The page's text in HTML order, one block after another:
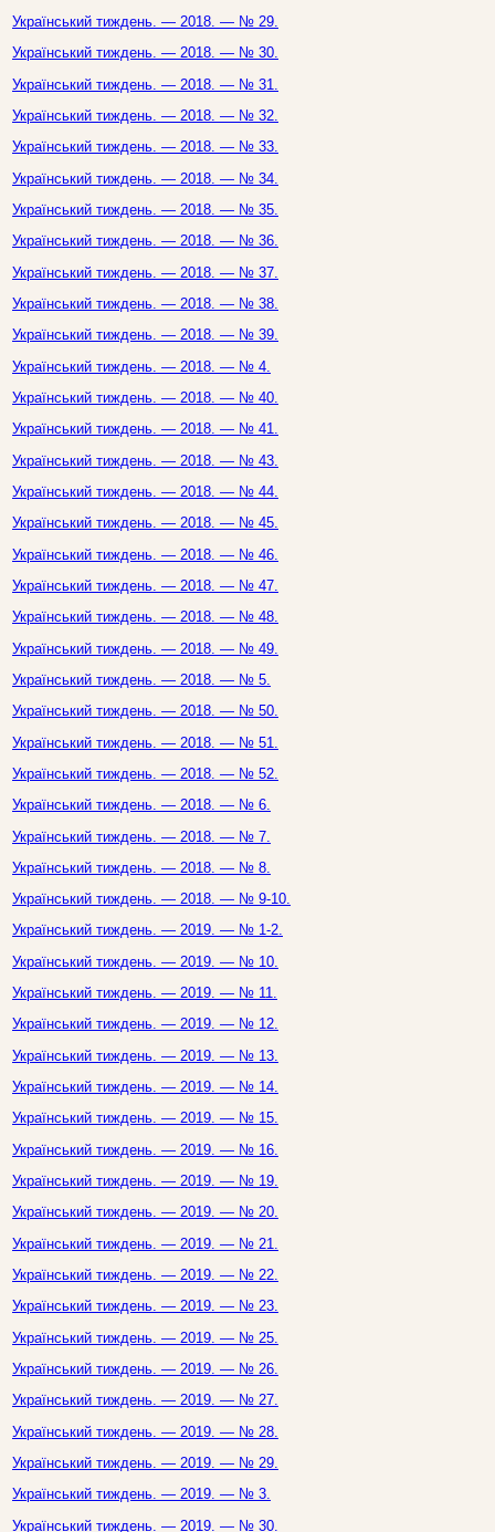
Український тиждень. — 2018. — № 29.
Український тиждень. — 2018. — № 30.
Український тиждень. — 2018. — № 31.
Український тиждень. — 2018. — № 32.
Український тиждень. — 2018. — № 33.
Український тиждень. — 2018. — № 34.
Український тиждень. — 2018. — № 35.
Український тиждень. — 2018. — № 36.
Український тиждень. — 2018. — № 37.
Український тиждень. — 2018. — № 38.
Український тиждень. — 2018. — № 39.
Український тиждень. — 2018. — № 4.
Український тиждень. — 2018. — № 40.
Український тиждень. — 2018. — № 41.
Український тиждень. — 2018. — № 43.
Український тиждень. — 2018. — № 44.
Український тиждень. — 2018. — № 45.
Український тиждень. — 2018. — № 46.
Український тиждень. — 2018. — № 47.
Український тиждень. — 2018. — № 48.
Український тиждень. — 2018. — № 49.
Український тиждень. — 2018. — № 5.
Український тиждень. — 2018. — № 50.
Український тиждень. — 2018. — № 51.
Український тиждень. — 2018. — № 52.
Український тиждень. — 2018. — № 6.
Український тиждень. — 2018. — № 7.
Український тиждень. — 2018. — № 8.
Український тиждень. — 2018. — № 9-10.
Український тиждень. — 2019. — № 1-2.
Український тиждень. — 2019. — № 10.
Український тиждень. — 2019. — № 11.
Український тиждень. — 2019. — № 12.
Український тиждень. — 2019. — № 13.
Український тиждень. — 2019. — № 14.
Український тиждень. — 2019. — № 15.
Український тиждень. — 2019. — № 16.
Український тиждень. — 2019. — № 19.
Український тиждень. — 2019. — № 20.
Український тиждень. — 2019. — № 21.
Український тиждень. — 2019. — № 22.
Український тиждень. — 2019. — № 23.
Український тиждень. — 2019. — № 25.
Український тиждень. — 2019. — № 26.
Український тиждень. — 2019. — № 27.
Український тиждень. — 2019. — № 28.
Український тиждень. — 2019. — № 29.
Український тиждень. — 2019. — № 3.
Український тиждень. — 2019. — № 30.